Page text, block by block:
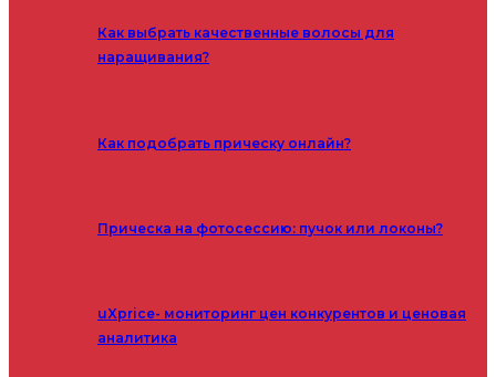
Как выбрать качественные волосы для
наращивания?
Как подобрать прическу онлайн?
Прическа на фотосессию: пучок или локоны?
uXprice- мониторинг цен конкурентов и ценовая
аналитика